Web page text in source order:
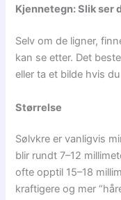
Kjennetegn: Slik ser
Selv om de ligner,
kan se etter. Det
eller ta et bilde hvis
Størrelse
Sølvkre er vanligvis
blir rundt 7–12
ofte opptil 15–18
kraftigere og mer